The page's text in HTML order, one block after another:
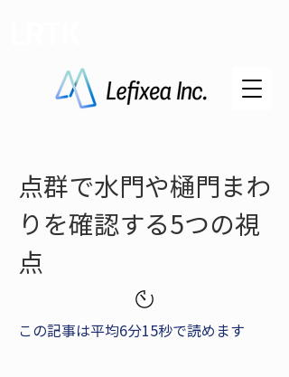
点群で水門や樋門まわ
りを確認する5つの視
点
この記事は平均6分15秒で読めます